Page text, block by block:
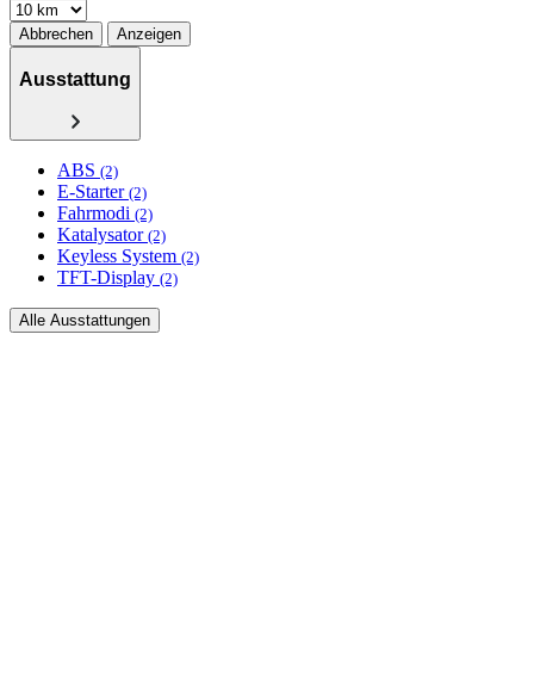
Abbrechen Anzeigen
Ausstattung
ABS (2)
E-Starter (2)
Fahrmodi (2)
Katalysator (2)
Keyless System (2)
TFT-Display (2)
Alle Ausstattungen